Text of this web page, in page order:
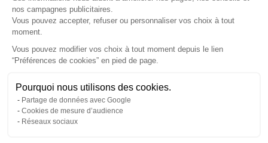
nos campagnes publicitaires.
Vous pouvez accepter, refuser ou personnaliser vos choix à tout
moment.
Vous pouvez modifier vos choix à tout moment depuis le lien
“Préférences de cookies” en pied de page.
Pourquoi nous utilisons des cookies.
Partage de données avec Google
Cookies de mesure d’audience
Réseaux sociaux
Gérer mes cookies
© Copyright 2026 France Galerie. Tous droits reservés.